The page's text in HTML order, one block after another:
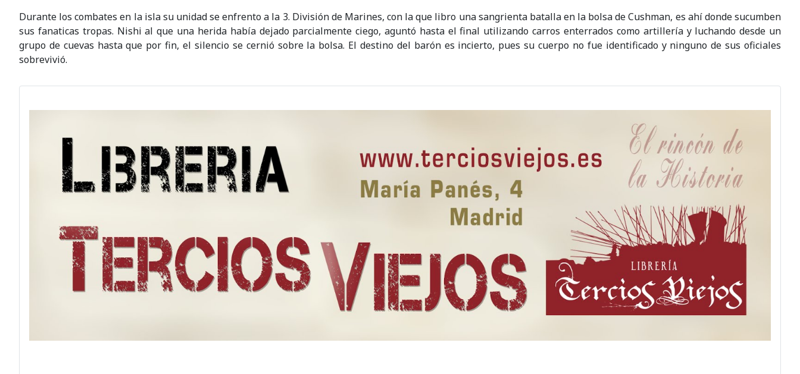
Durante los combates en la isla su unidad se enfrento a la 3. División de Marines, con la que libro una sangrienta batalla en la bolsa de Cushman, es ahí donde sucumben
sus fanaticas tropas. Nishi al que una herida había dejado parcialmente ciego, aguntó hasta el final utilizando carros enterrados como artillería y luchando desde un
grupo de cuevas hasta que por fin, el silencio se cernió sobre la bolsa. El destino del barón es incierto, pues su cuerpo no fue identificado y ninguno de sus oficiales
sobrevivió.